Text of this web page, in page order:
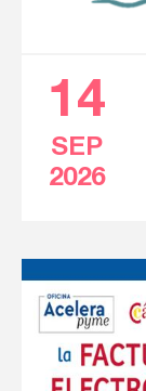
14
SEP
2026